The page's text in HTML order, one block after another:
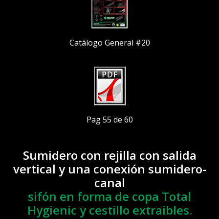
Catálogo General #20
Pag 55 de 60
Sumidero con rejilla con salida
vertical y una conexión sumidero-
canal
sifón en forma de copa Total
Hygienic y cestillo extraibles.